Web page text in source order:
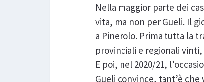
Nella maggior parte dei
vita, ma non per Gueli. Il
a Pinerolo. Prima tutta la
provinciali e regionali
E poi, nel 2020/21,
Gueli convince, tant’è